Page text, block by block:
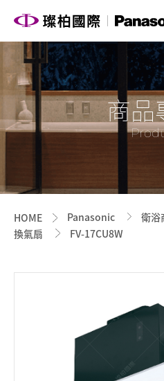
商品
HOME Panasonic 衛
換氣扇
FV-17CU8W